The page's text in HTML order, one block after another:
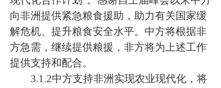
向非洲提供紧急粮食援助，助力有关国家缓
解危机、提升粮食安全水平。中方将根据非
方急需，继续提供粮援，非方将为上述工作
提供支持和配合。
3.1.2中方支持非洲实现农业现代化，将